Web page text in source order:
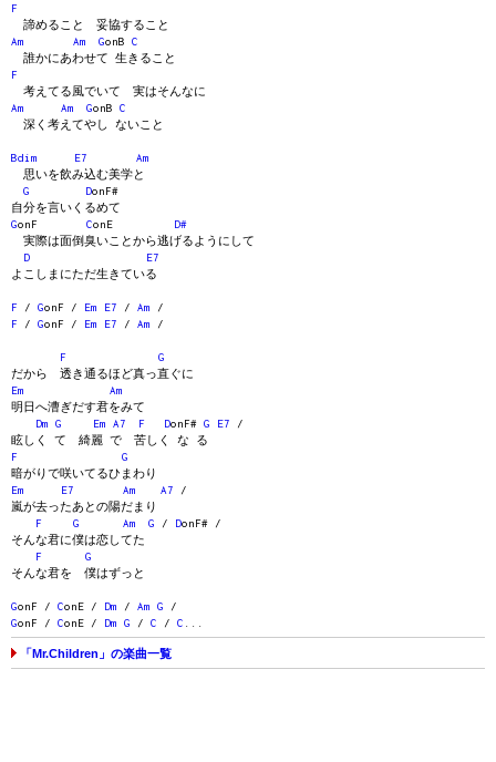
F
諦めること 妥協すること
Am
Am GonB C
誰かにあわせて 生きること
F
考えてる風でいて 実はそんなに
Am
Am GonB C
深く考えてやし ないこと
Bdim E7
Am
思いを飲み込む美学と
G
DonF#
自分を言いくるめて
GonF ConE D#
実際は面倒臭いことから逃げるようにして
D
E7
よこしまにただ生きている
F / GonF / Em E7 / Am /
F / GonF / Em E7 / Am /
F
G
だから 透き通るほど真っ直ぐに
Em
Am
明日へ漕ぎだす君をみて
Dm
G Em A7 F DonF# G E7 /
眩しく て 綺麗 で 苦しく な る
F
G
暗がりで咲いてるひまわり
Em
E7 Am A7 /
嵐が去ったあとの陽だまり
F
G Am G / DonF# /
そんな君に僕は恋してた
F
G
そんな君を 僕はずっと
GonF / ConE / Dm / Am G /
GonF / ConE / Dm G / C / C
「Mr.Children」の楽曲一覧